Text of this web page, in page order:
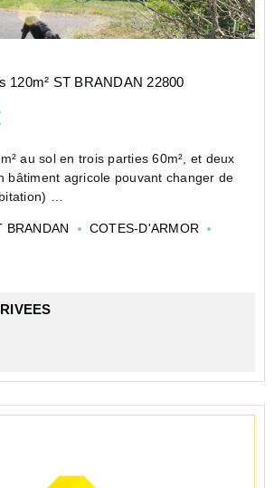
120m² ST BRANDAN 22800
au sol en trois parties 60m², et deux
bâtiment agricole pouvant changer de
partiellement
être déter...
BRANDAN
COTES-D'ARMOR